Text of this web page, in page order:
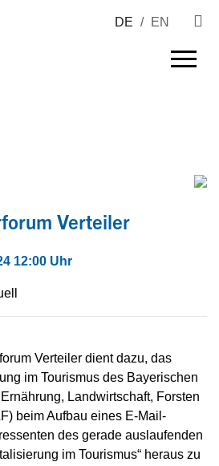
DE / EN
Verteiler
12:00 Uhr
Verteiler dient dazu, das
im Tourismus des Bayerischen
Landwirtschaft, Forsten
beim Aufbau eines E-Mail-
des gerade auslaufenden
im Tourismus“ heraus zu